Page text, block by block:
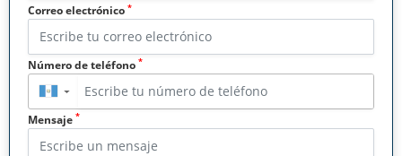
Correo electrónico *
Número de teléfono *
▼
Mensaje *